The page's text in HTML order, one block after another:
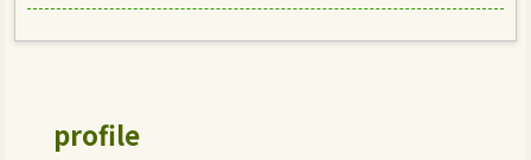
profile